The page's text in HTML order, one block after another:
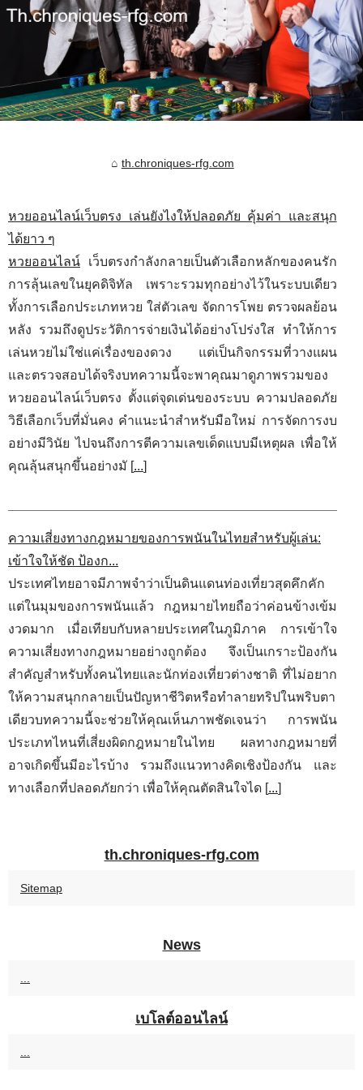
th.chroniques-rfg.com
หวยออนไลน์เว็บตรง เล่นยังไงให้ปลอดภัย คุ้มค่า และสนุก
ได้ยาว ๆ
หวยออนไลน์ เว็บตรงกำลังกลายเป็นตัวเลือกหลักของคนรัก
การลุ้นเลขในยุคดิจิทัล เพราะรวมทุกอย่างไว้ในระบบเดียว
ทั้งการเลือกประเภทหวย ใส่ตัวเลข จัดการโพย ตรวจผลย้อน
หลัง รวมถึงดูประวัติการจ่ายเงินได้อย่างโปร่งใส ทำให้การ
เล่นหวยไม่ใช่แค่เรื่องของดวง แต่เป็นกิจกรรมที่วางแผน
และตรวจสอบได้จริงบทความนี้จะพาคุณมาดูภาพรวมของ
หวยออนไลน์เว็บตรง ตั้งแต่จุดเด่นของระบบ ความปลอดภัย
วิธีเลือกเว็บที่มั่นคง คำแนะนำสำหรับมือใหม่ การจัดการงบ
อย่างมีวินัย ไปจนถึงการตีความเลขเด็ดแบบมีเหตุผล เพื่อให้
คุณลุ้นสนุกขึ้นอย่างมั [...]
ความเสี่ยงทางกฎหมายของการพนันในไทยสำหรับผู้เล่น:
เข้าใจให้ชัด ป้องก...
ประเทศไทยอาจมีภาพจำว่าเป็นดินแดนท่องเที่ยวสุดคึกคัก
แต่ในมุมของการพนันแล้ว กฎหมายไทยถือว่าค่อนข้างเข้ม
งวดมาก เมื่อเทียบกับหลายประเทศในภูมิภาค การเข้าใจ
ความเสี่ยงทางกฎหมายอย่างถูกต้อง จึงเป็นเกราะป้องกัน
สำคัญสำหรับทั้งคนไทยและนักท่องเที่ยวต่างชาติ ที่ไม่อยาก
ให้ความสนุกกลายเป็นปัญหาชีวิตหรือทำลายทริปในพริบตา
เดียวบทความนี้จะช่วยให้คุณเห็นภาพชัดเจนว่า การพนัน
ประเภทไหนที่เสี่ยงผิดกฎหมายในไทย ผลทางกฎหมายที่
อาจเกิดขึ้นมีอะไรบ้าง รวมถึงแนวทางคิดเชิงป้องกัน และ
ทางเลือกที่ปลอดภัยกว่า เพื่อให้คุณตัดสินใจได [...]
th.chroniques-rfg.com
Sitemap
News
...
เบโลต์ออนไลน์
...